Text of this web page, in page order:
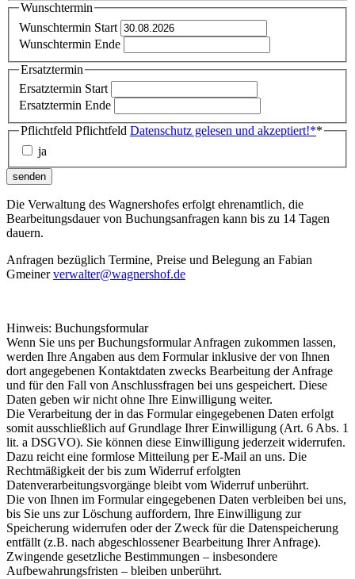
Wunschtermin
Wunschtermin Start
Wunschtermin Ende
Ersatztermin
Ersatztermin Start
Ersatztermin Ende
Pflichtfeld Pflichtfeld Datenschutz gelesen und akzeptiert!**
ja
senden
Die Verwaltung des Wagnershofes erfolgt ehrenamtlich, die
Bearbeitungsdauer von Buchungsanfragen kann bis zu 14 Tagen
dauern.
Anfragen bezüglich Termine, Preise und Belegung an Fabian
Gmeinerverwalter@wagnershof.de
Hinweis: Buchungsformular
Wenn Sie uns per Buchungsformular Anfragen zukommen lassen,
werden Ihre Angaben aus dem Formular inklusive der von Ihnen
dort angegebenen Kontaktdaten zwecks Bearbeitung der Anfrage
und für den Fall von Anschlussfragen bei uns gespeichert. Diese
Daten geben wir nicht ohne Ihre Einwilligung weiter.
Die Verarbeitung der in das Formular eingegebenen Daten erfolgt
somit ausschließlich auf Grundlage Ihrer Einwilligung (Art. 6 Abs. 1
lit. a DSGVO). Sie können diese Einwilligung jederzeit widerrufen.
Dazu reicht eine formlose Mitteilung per E-Mail an uns. Die
Rechtmäßigkeit der bis zum Widerruf erfolgten
Datenverarbeitungsvorgänge bleibt vom Widerruf unberührt.
Die von Ihnen im Formular eingegebenen Daten verbleiben bei uns,
bis Sie uns zur Löschung auffordern, Ihre Einwilligung zur
Speicherung widerrufen oder der Zweck für die Datenspeicherung
entfällt (z.B. nach abgeschlossener Bearbeitung Ihrer Anfrage).
Zwingende gesetzliche Bestimmungen – insbesondere
Aufbewahrungsfristen – bleiben unberührt.